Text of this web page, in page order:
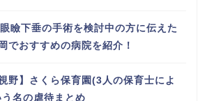
瞼下垂の手術を検討中の方に伝えた
でおすすめの病院を紹介！
野】さくら保育園(3人の保育士によ
名の虐待まとめ